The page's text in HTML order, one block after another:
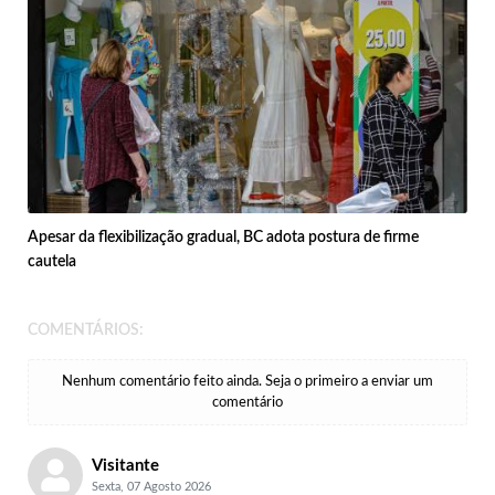
Apesar da flexibilização gradual, BC adota postura de firme
cautela
COMENTÁRIOS:
Nenhum comentário feito ainda. Seja o primeiro a enviar um
comentário
Visitante
Sexta, 07 Agosto 2026